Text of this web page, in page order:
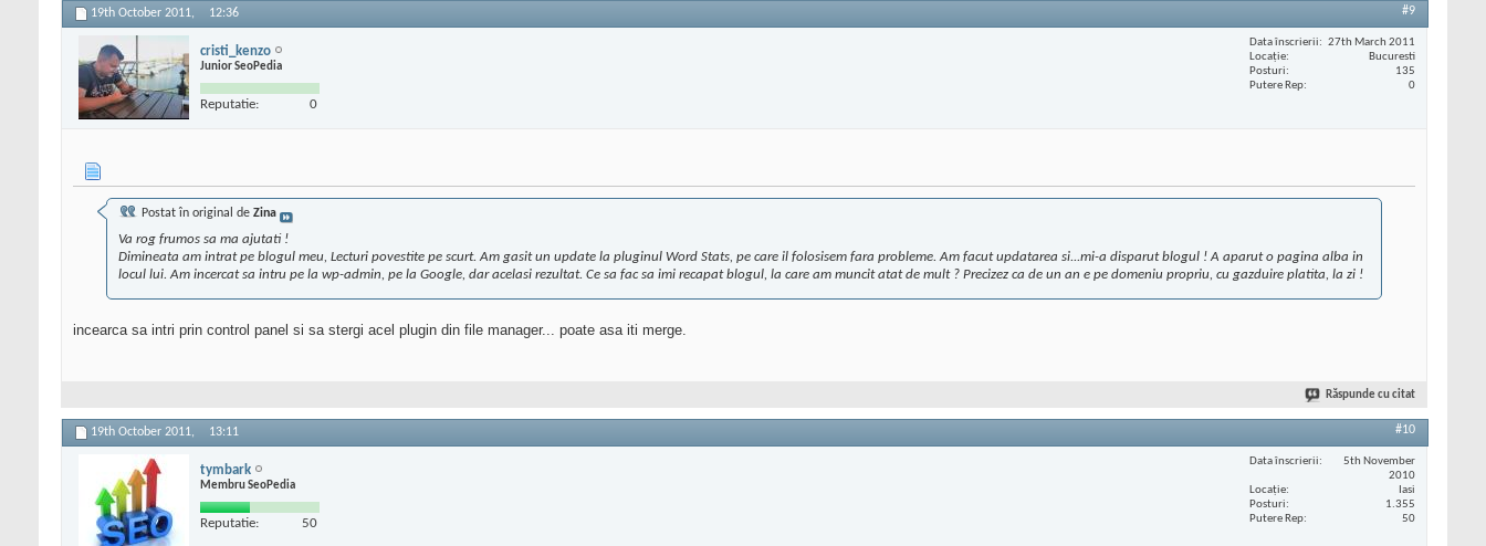
19th October 2011, 12:36 #9
cristi_kenzo
Junior SeoPedia
Reputatie: 0
Data înscrierii
27th March 2011
Locaţie
Bucuresti
Posturi
135
Putere Rep
0
Postat în original de Zina
Va rog frumos sa ma ajutati !
Dimineata am intrat pe blogul meu, Lecturi povestite pe scurt. Am gasit un update la pluginul Word Stats, pe care il folosisem fara probleme. Am facut updatarea si...mi-a disparut blogul ! A aparut o pagina alba in
locul lui. Am incercat sa intru pe la wp-admin, pe la Google, dar acelasi rezultat. Ce sa fac sa imi recapat blogul, la care am muncit atat de mult ? Precizez ca de un an e pe domeniu propriu, cu gazduire platita, la zi !
incearca sa intri prin control panel si sa stergi acel plugin din file manager... poate asa iti merge.
Răspunde cu citat
19th October 2011, 13:11 #10
tymbark
Membru SeoPedia
Reputatie: 50
Data înscrierii
5th November
2010
Locaţie
Iasi
Posturi
1.355
Putere Rep
50